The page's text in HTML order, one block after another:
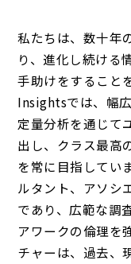
私たちは、数十年
り、進化し続ける
手助けをすること
Insightsでは、幅
定量分析を通じて
出し、クラス最高
を常に目指してい
ルタント、アソシ
であり、広範な調
アワークの倫理を
チャーは、過去、